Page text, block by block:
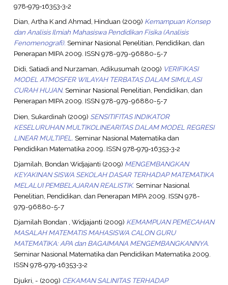
978‐979‐16353‐3‐2
Dian, Artha Kand Ahmad, Hinduan (2009) Kemampuan Konsep
dan Analisis Ilmiah Mahasiswa Pendidikan Fisika (Analisis
Fenomenografi). Seminar Nasional Penelitian, Pendidikan, dan
Penerapan MIPA 2009. ISSN 978-979-96880-5-7
Didi, Satiadi and Nurzaman, Adikusumah (2009) VERIFIKASI
MODEL ATMOSFER WILAYAH TERBATAS DALAM SIMULASI
CURAH HUJAN. Seminar Nasional Penelitian, Pendidikan, dan
Penerapan MIPA 2009. ISSN 978-979-96880-5-7
Dien, Sukardinah (2009) SENSITIFITAS INDIKATOR
KESELURUHAN MULTIKOLINEARITAS DALAM MODEL REGRESI
LINEAR MULTIPEL. Seminar Nasional Matematika dan
Pendidikan Matematika 2009. ISSN 978‐979‐16353‐3‐2
Djamilah, Bondan Widjajanti (2009) MENGEMBANGKAN
KEYAKINAN SISWA SEKOLAH DASAR TERHADAP MATEMATIKA
MELALUI PEMBELAJARAN REALISTIK. Seminar Nasional
Penelitian, Pendidikan, dan Penerapan MIPA 2009. ISSN 978-
979-96880-5-7
Djamilah Bondan , Widjajanti (2009) KEMAMPUAN PEMECAHAN
MASALAH MATEMATIS MAHASISWA CALON GURU
MATEMATIKA: APA dan BAGAIMANA MENGEMBANGKANNYA.
Seminar Nasional Matematika dan Pendidikan Matematika 2009.
ISSN 978‐979‐16353‐3‐2
Djukri, - (2009) CEKAMAN SALINITAS TERHADAP